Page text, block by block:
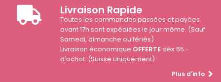
Livraison Rapide
Toutes les commandes passées et payées
avant 17h sont expédiées le jour même. (Sauf
Samedi, dimanche ou fériés)
Livraison économique OFFERTEdès 65.-
d'achat. (Suisse uniquement)
Plus d'info